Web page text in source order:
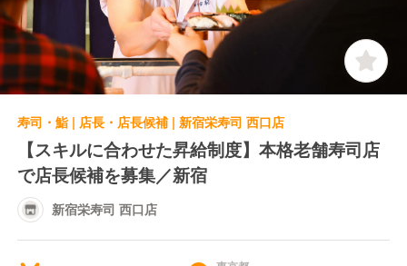
寿司・鮨 | 店長・店長候補 | 新宿栄寿司 西口店
【スキルに合わせた昇給制度】本格老舗寿司店
で店長候補を募集／新宿
新宿栄寿司 西口店